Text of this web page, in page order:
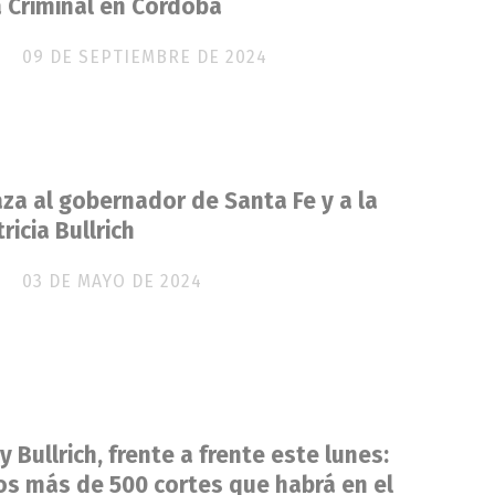
en Córdoba
09 DE SEPTIEMBRE DE 2024
al gobernador de Santa Fe y a la
Bullrich
03 DE MAYO DE 2024
Bullrich, frente a frente este lunes:
más de 500 cortes que habrá en el